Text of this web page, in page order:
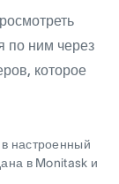
по ним через
которое
настроенный
в Monitask и